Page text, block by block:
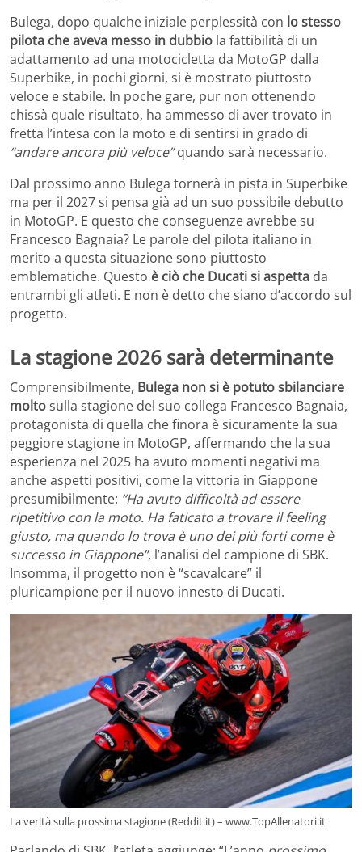
Bulega, dopo qualche iniziale perplessità con lo stesso
pilota che aveva messo in dubbio la fattibilità di un
adattamento ad una motocicletta da MotoGP dalla
Superbike, in pochi giorni, si è mostrato piuttosto
veloce e stabile. In poche gare, pur non ottenendo
chissà quale risultato, ha ammesso di aver trovato in
fretta l’intesa con la moto e di sentirsi in grado di
“andare ancora più veloce”quando sarà necessario.
Dal prossimo anno Bulega tornerà in pista in Superbike
ma per il 2027 si pensa già ad un suo possibile debutto
in MotoGP. E questo che conseguenze avrebbe su
Francesco Bagnaia? Le parole del pilota italiano in
merito a questa situazione sono piuttosto
emblematiche. Questo è ciò che Ducati si aspetta da
entrambi gli atleti. E non è detto che siano d’accordo sul
progetto.
La stagione 2026 sarà determinante
Comprensibilmente, Bulega non si è potuto sbilanciare
moltosulla stagione del suo collega Francesco Bagnaia,
protagonista di quella che finora è sicuramente la sua
peggiore stagione in MotoGP, affermando che la sua
esperienza nel 2025 ha avuto momenti negativi ma
anche aspetti positivi, come la vittoria in Giappone
presumibilmente: “Ha avuto difficoltà ad essere
ripetitivo con la moto. Ha faticato a trovare il feeling
giusto, ma quando lo trova è uno dei più forti come è
successo in Giappone”, l’analisi del campione di SBK.
Insomma, il progetto non è “scavalcare” il
pluricampione per il nuovo innesto di Ducati.
La verità sulla prossima stagione (Reddit.it) – www.TopAllenatori.it